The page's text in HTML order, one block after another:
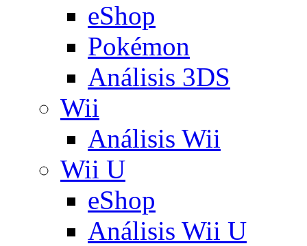
eShop
Pokémon
Análisis 3DS
Wii
Análisis Wii
Wii U
eShop
Análisis Wii U